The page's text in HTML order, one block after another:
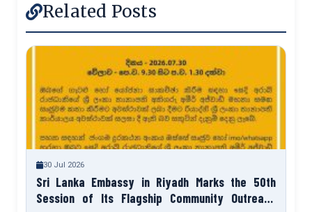
Related Posts
30 Jul 2026
Sri Lanka Embassy in Riyadh Marks the 50th
Session of Its Flagship Community Outreach